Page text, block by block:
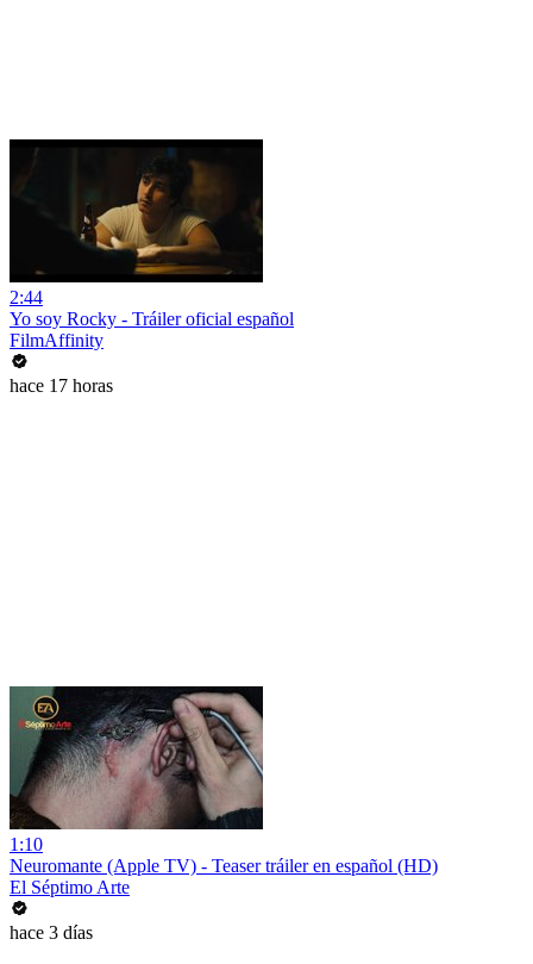
2:44
Yo soy Rocky - Tráiler oficial español
FilmAffinity
hace 17 horas
1:10
Neuromante (Apple TV) - Teaser tráiler en español (HD)
El Séptimo Arte
hace 3 días